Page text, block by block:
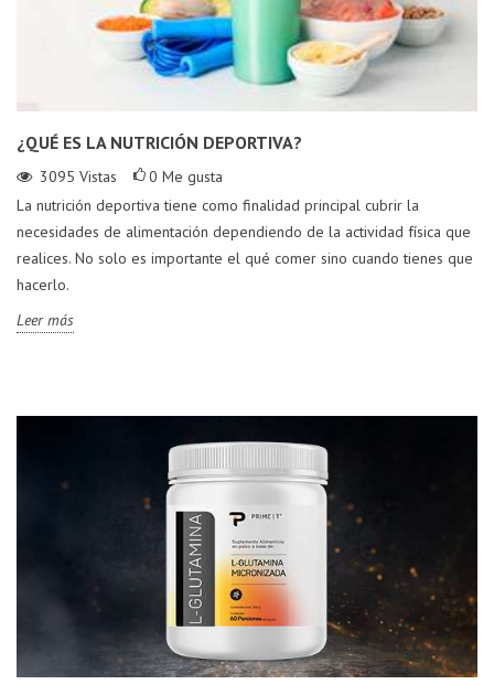
¿QUÉ ES LA NUTRICIÓN DEPORTIVA?
3095 Vistas 0 Me gusta
La nutrición deportiva tiene como finalidad principal cubrir la
necesidades de alimentación dependiendo de la actividad física que
realices. No solo es importante el qué comer sino cuando tienes que
hacerlo.
Leer más